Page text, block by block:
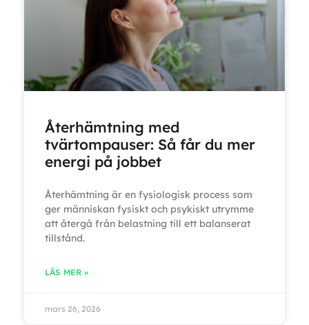
Återhämtning med
tvärtompauser: Så får du mer
energi på jobbet
Återhämtning är en fysiologisk process som
ger människan fysiskt och psykiskt utrymme
att återgå från belastning till ett balanserat
tillstånd.
LÄS MER »
mars 26, 2026